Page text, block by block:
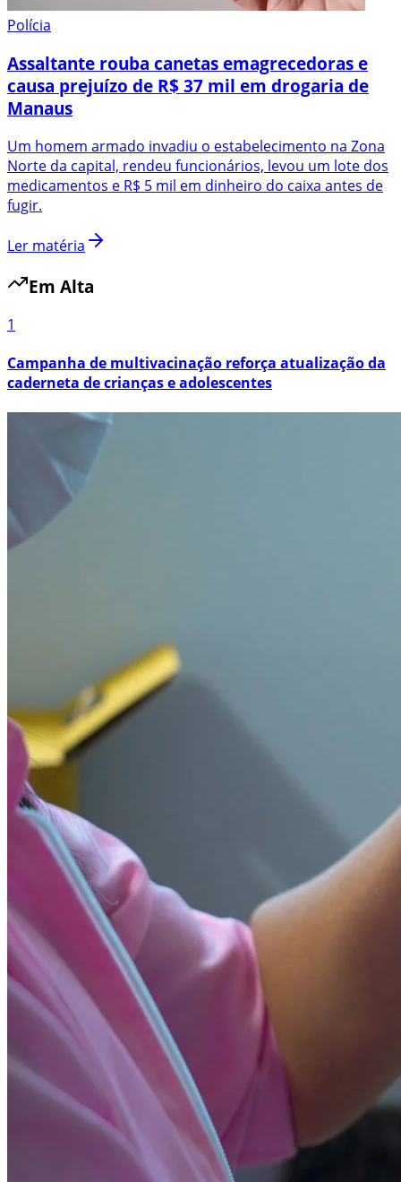
Polícia
Assaltante rouba canetas emagrecedoras e
causa prejuízo de R$ 37 mil em drogaria de
Manaus
Um homem armado invadiu o estabelecimento na Zona
Norte da capital, rendeu funcionários, levou um lote dos
medicamentos e R$ 5 mil em dinheiro do caixa antes de
fugir.
Ler matéria
Em Alta
1
Campanha de multivacinação reforça atualização da
caderneta de crianças e adolescentes